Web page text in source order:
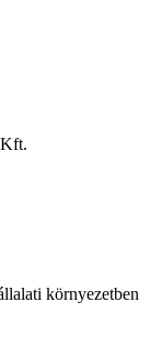
környezetben